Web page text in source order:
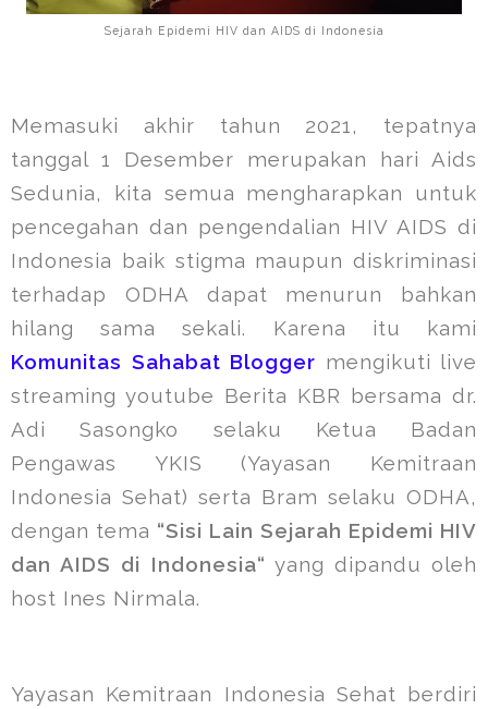
Sejarah Epidemi HIV dan AIDS di Indonesia
Memasuki akhir tahun 2021, tepatnya
tanggal 1 Desember merupakan hari Aids
Sedunia, kita semua mengharapkan untuk
pencegahan dan pengendalian HIV AIDS di
Indonesia baik stigma maupun diskriminasi
terhadap ODHA dapat menurun bahkan
hilang sama sekali. Karena itu kami
Komunitas Sahabat Blogger mengikuti live
streaming youtube Berita KBR bersama dr.
Adi Sasongko selaku Ketua Badan
Pengawas YKIS (Yayasan Kemitraan
Indonesia Sehat) serta Bram selaku ODHA,
dengan tema “Sisi Lain Sejarah Epidemi HIV
dan AIDS di Indonesia“ yang dipandu oleh
host Ines Nirmala.
Yayasan Kemitraan Indonesia Sehat berdiri